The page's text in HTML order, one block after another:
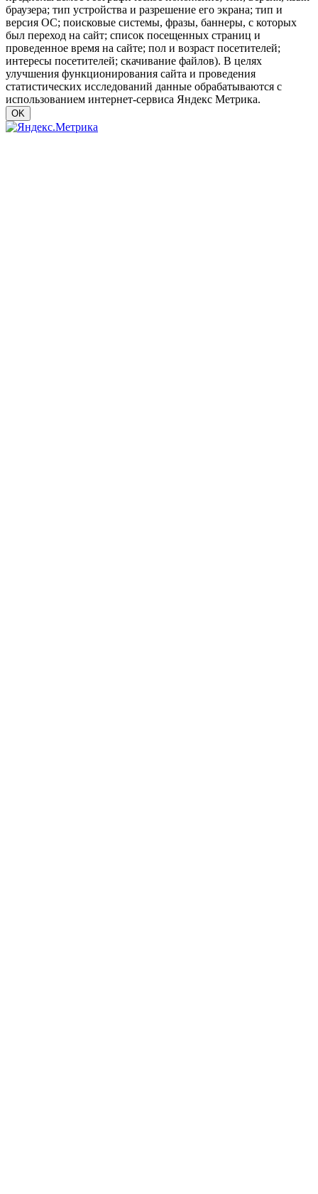
браузера; тип устройства и разрешение его экрана; тип и
версия ОС; поисковые системы, фразы, баннеры, с которых
был переход на сайт; список посещенных страниц и
проведенное время на сайте; пол и возраст посетителей;
интересы посетителей; скачивание файлов). В целях
улучшения функционирования сайта и проведения
статистических исследований данные обрабатываются с
использованием интернет-сервиса Яндекс Метрика.
OK